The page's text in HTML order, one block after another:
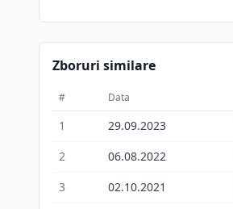
Zboruri similare
# Data
1 29.09.2023
2
06.08.2022
3
02.10.2021